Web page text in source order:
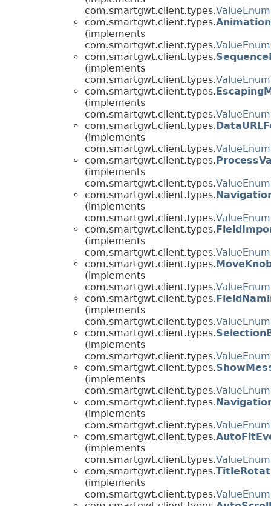
com.smartgwt.client.types.ValueEnum
com.smartgwt.client.types.
(implements
com.smartgwt.client.types.ValueEnum
com.smartgwt.client.types.
(implements
com.smartgwt.client.types.ValueEnum
com.smartgwt.client.types.
(implements
com.smartgwt.client.types.ValueEnum
com.smartgwt.client.types.
(implements
com.smartgwt.client.types.ValueEnum
com.smartgwt.client.types.
(implements
com.smartgwt.client.types.ValueEnum
com.smartgwt.client.types.
(implements
com.smartgwt.client.types.ValueEnum
com.smartgwt.client.types.
(implements
com.smartgwt.client.types.ValueEnum
com.smartgwt.client.types.
(implements
com.smartgwt.client.types.ValueEnum
com.smartgwt.client.types.
(implements
com.smartgwt.client.types.ValueEnum
com.smartgwt.client.types.
(implements
com.smartgwt.client.types.ValueEnum
com.smartgwt.client.types.
(implements
com.smartgwt.client.types.ValueEnum
com.smartgwt.client.types.
(implements
com.smartgwt.client.types.ValueEnum
com.smartgwt.client.types.
(implements
com.smartgwt.client.types.ValueEnum
com.smartgwt.client.types.
(implements
com.smartgwt.client.types.ValueEnum